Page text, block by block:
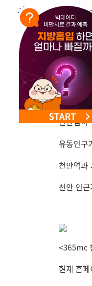
안녕하세
365MC
용도 인
예정보다
천안점이
유동인구
천안역과
천안 인
<365mc
현재 홈